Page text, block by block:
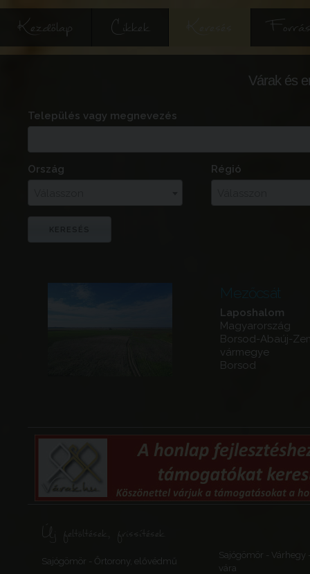
Kezdőlap Cikkek
Várak és
Település vagy megnevezés
Ország
Régió
Mezőcsát
Laposhalom
Magyarország
Borsod-Abaúj-
vármegye
Borsod
Új feltöltések, frissítések
Sajógömör - Őrtorony, elővédmű
Sajógömör - Várhegy
vára